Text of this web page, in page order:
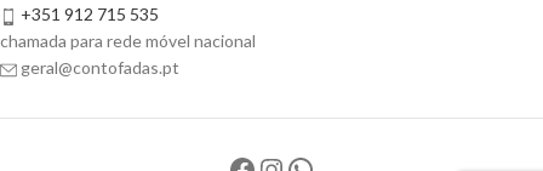
+351 912 715 535
chamada para rede móvel nacional
geral@contofadas.pt